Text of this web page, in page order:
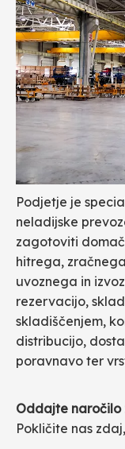
Podjetje je
neladijske
zagotoviti
hitrega,
uvoznega in
rezervacijo,
skladiščenjem,
distribucijo,
poravnavo ter
Oddajte naročilo
Pokličite nas